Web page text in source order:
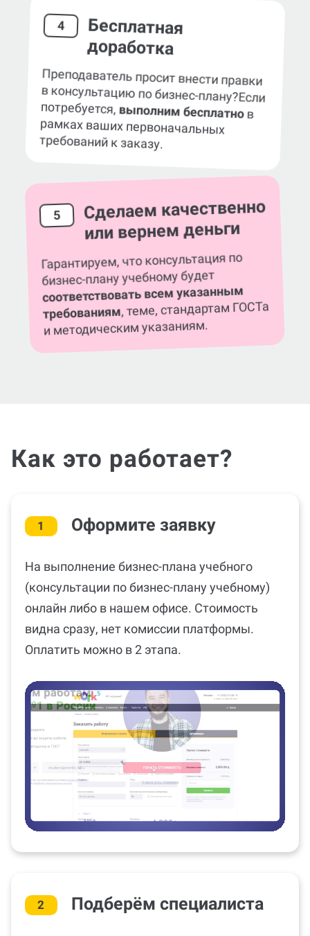
4 Бесплатная
доработка
Преподаватель просит внести правки
в консультацию по бизнес-плану?Если
потребуется,выполним бесплатнов
рамках ваших первоначальных
требований к заказу.
5 Сделаем качественно
или вернем деньги
Гарантируем, что консультация по
бизнес-плану учебному будет
соответствовать всем указанным
требованиям, теме, стандартам ГОСТа
и методическим указаниям.
Как это работает?
1 Оформите заявку
На выполнение бизнес-плана учебного
(консультации по бизнес-плану учебному)
онлайн либо в нашем офисе. Стоимость
видна сразу, нет комиссии платформы.
Оплатить можно в 2 этапа.
2 Подберём специалиста